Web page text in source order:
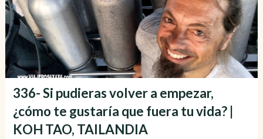
336- Si pudieras volver a empezar,
¿cómo te gustaría que fuera tu vida? |
KOH TAO, TAILANDIA